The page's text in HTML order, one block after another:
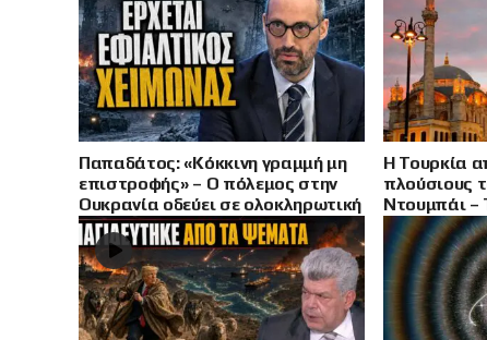
Παπαδάτος: «Κόκκινη γραμμή μη
επιστροφής» – Ο πόλεμος στην
Ουκρανία οδεύει σε ολοκληρωτική
σύγκρουση
Η Τουρκία
πλούσιους
Ντουμπάι –